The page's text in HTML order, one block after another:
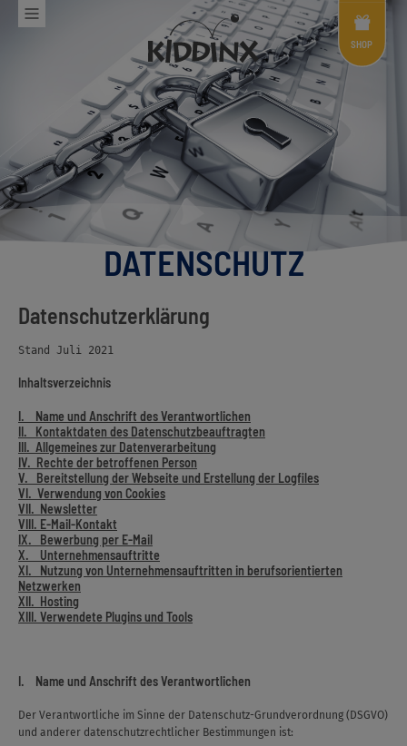
Menü
SHOP
DATENSCHUTZ
Datenschutzerklärung
Inhaltsverzeichnis
I. Name und Anschrift des Verantwortlichen
II. Kontaktdaten des Datenschutzbeauftragten
III. Allgemeines zur Datenverarbeitung
IV. Rechte der betroffenen Person
V. Bereitstellung der Webseite und Erstellung der Logfiles
VI. Verwendung von Cookies
VII. Newsletter
VIII. E-Mail-Kontakt
IX. Bewerbung per E-Mail
X. Unternehmensauftritte
XI. Nutzung von Unternehmensauftritten in berufsorientierten
Netzwerken
XII. Hosting
XIII. Verwendete Plugins und Tools
I. Name und Anschrift des Verantwortlichen
Der Verantwortliche im Sinne der Datenschutz-Grundverordnung (DSGVO)
und anderer datenschutzrechtlicher Bestimmungen ist: